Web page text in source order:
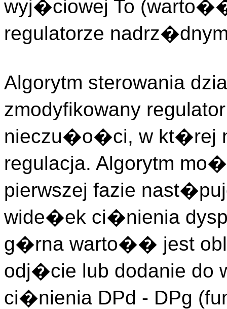
wyj�ciowej To
regulatorze
Algorytm sterowania
zmodyfikowany
nieczu�o�ci, w kt�rej
regulacja. Algorytm
pierwszej fazie
wide�ek ci�nienia
g�rna warto�� jest
odj�cie lub dodanie do
ci�nienia DPd - DPg